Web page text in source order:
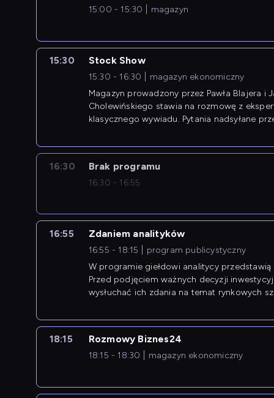
15:00 - 15:30 magazyn
15:30 Stock Show
15:30 - 16:30
magazyn ekonomiczny
Magazyn prowadzony przez Pawła Blajera i
Cholewińskiego stawia na rozmowę z
klasycznego wywiadu. Pytania nadsyłane
16:30 Brak programu
16:30 - 16:55
16:55 Zdaniem analityków
16:55 - 18:15
program publicystyczny
W programie giełdowi analitycy
Przed podjęciem ważnych decyzji
wysłuchać ich zdania na temat rynkowych
18:15 Rozmowy Biznes24
18:15 - 18:30 magazyn ekonomiczny